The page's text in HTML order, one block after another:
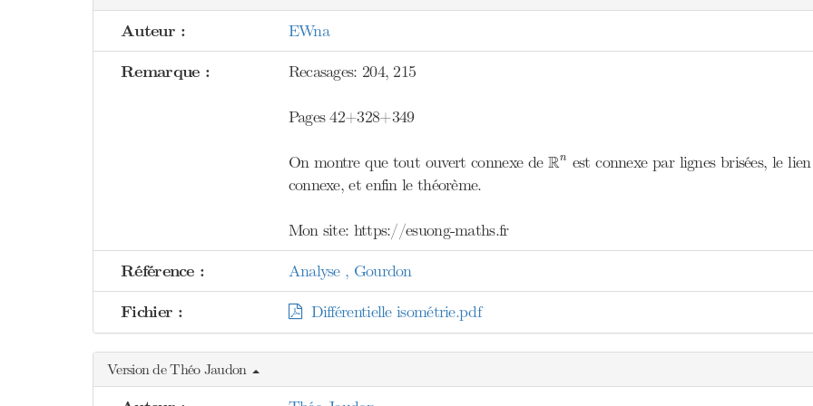
Auteur : EWna
Remarque : Recasages: 204, 215
Pages 42+328+349
On montre que tout ouvert connexe deRn
Rn est connexe par lignes brisées, le
connexe, et enfin le théorème.
Mon site: https://esuong-maths.fr
Référence : Analyse , Gourdon
Fichier : Différentielle isométrie.pdf
Version de Théo Jaudon